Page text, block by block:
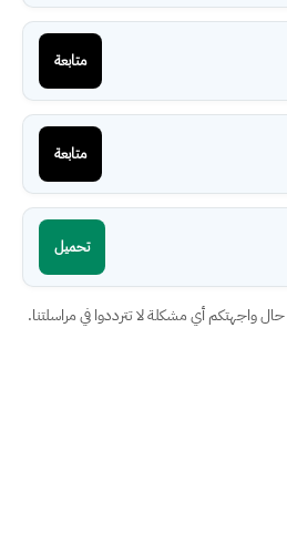
متابعة
متابعة
تحميل
واجهتكم أي مشكلة لا تترددوا في مراسلتنا.